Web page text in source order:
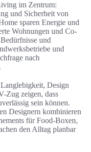
im Zentrum:
und Sicherheit von
sparen Energie und
Wohnungen und Co-
und
und
nach
Design
Zug zeigen, dass
sein können.
Designern kombinieren
für Food-Boxen,
den Alltag planbar